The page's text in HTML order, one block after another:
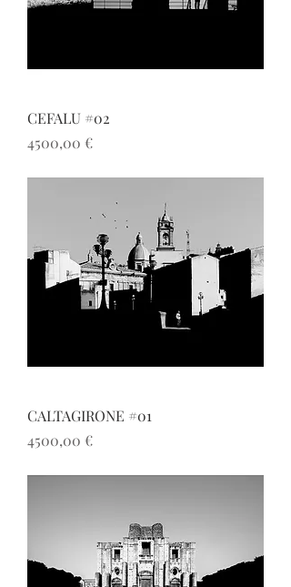
CEFALU #02
Prezzo
4500,00 €
CALTAGIRONE #01
Prezzo
4500,00 €